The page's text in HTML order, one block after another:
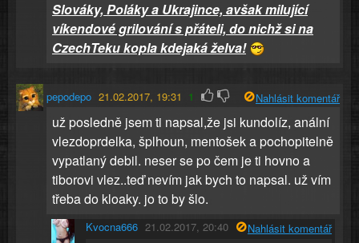
Slováky, Poláky a Ukrajince, avšak milující
víkendové grilování s přáteli, do nichž si na
CzechTeku kopla kdejaká želva!
pepodepo 21.02.2017, 19:31 1 Nahlásit komentář
už posledně jsem ti napsal,že jsi kundolíz, anální
vlezdoprdelka, šplhoun, mentošek a pochopitelně
vypatlaný debil. neser se po čem je ti hovno a
tiborovi vlez..teď nevím jak bych to napsal. už vím
třeba do kloaky. jo to by šlo.
Kvocna666 21.02.2017, 20:40 Nahlásit komentář